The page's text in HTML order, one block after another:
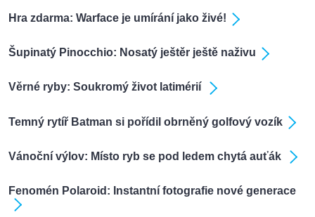
Hra zdarma: Warface je umírání jako živé!
Šupinatý Pinocchio: Nosatý ještěr ještě naživu
Věrné ryby: Soukromý život latimérií
Temný rytíř Batman si pořídil obrněný golfový vozík
Vánoční výlov: Místo ryb se pod ledem chytá auťák
Fenomén Polaroid: Instantní fotografie nové generace